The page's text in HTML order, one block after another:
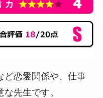
ど恋愛関係や、仕事
先生です。